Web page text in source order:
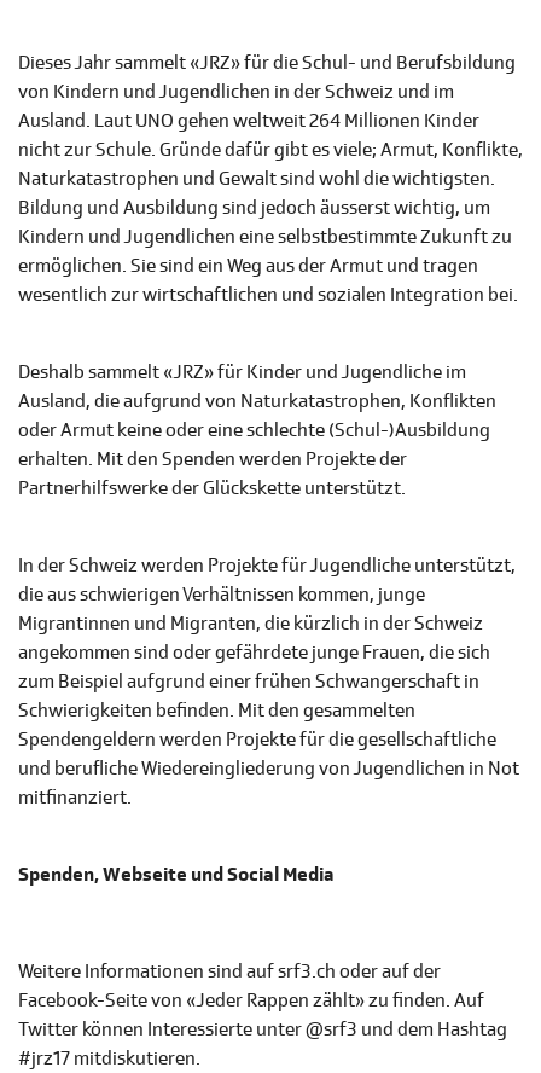
Dieses Jahr sammelt «JRZ» für die Schul- und Berufsbildung
von Kindern und Jugendlichen in der Schweiz und im
Ausland. Laut UNO gehen weltweit 264 Millionen Kinder
nicht zur Schule. Gründe dafür gibt es viele; Armut, Konflikte,
Naturkatastrophen und Gewalt sind wohl die wichtigsten.
Bildung und Ausbildung sind jedoch äusserst wichtig, um
Kindern und Jugendlichen eine selbstbestimmte Zukunft zu
ermöglichen. Sie sind ein Weg aus der Armut und tragen
wesentlich zur wirtschaftlichen und sozialen Integration bei.
Deshalb sammelt «JRZ» für Kinder und Jugendliche im
Ausland, die aufgrund von Naturkatastrophen, Konflikten
oder Armut keine oder eine schlechte (Schul-)Ausbildung
erhalten. Mit den Spenden werden Projekte der
Partnerhilfswerke der Glückskette unterstützt.
In der Schweiz werden Projekte für Jugendliche unterstützt,
die aus schwierigen Verhältnissen kommen, junge
Migrantinnen und Migranten, die kürzlich in der Schweiz
angekommen sind oder gefährdete junge Frauen, die sich
zum Beispiel aufgrund einer frühen Schwangerschaft in
Schwierigkeiten befinden. Mit den gesammelten
Spendengeldern werden Projekte für die gesellschaftliche
und berufliche Wiedereingliederung von Jugendlichen in Not
mitfinanziert.
Spenden, Webseite und Social Media
Weitere Informationen sind auf srf3.ch oder auf der
Facebook-Seite von «Jeder Rappen zählt» zu finden. Auf
Twitter können Interessierte unter @srf3 und dem Hashtag
#jrz17 mitdiskutieren.